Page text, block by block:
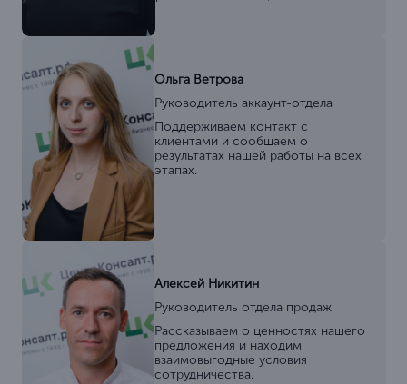
Ольга Ветрова
Руководитель аккаунт-отдела
Поддерживаем контакт с
клиентами и сообщаем о
результатах нашей работы на всех
этапах.
Алексей Никитин
Руководитель отдела продаж
Рассказываем о ценностях нашего
предложения и находим
взаимовыгодные условия
сотрудничества.